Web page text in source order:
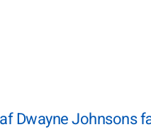
Dwayne Johnsons